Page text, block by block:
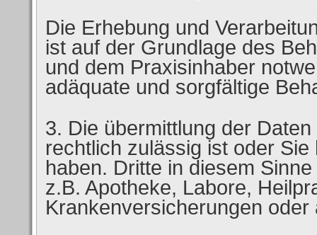
Die Erhebung und
ist auf der Grundlage des
und dem Praxisinhaber
adäquate und sorgfältige
Die übermittlung der
rechtlich zulässig ist oder
haben. Dritte in diesem
z.B. Apotheke, Labore,
Krankenversicherungen